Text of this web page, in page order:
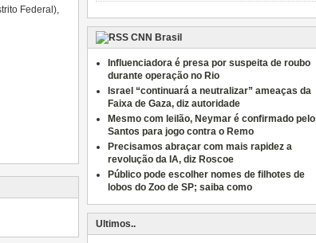
Federal),
CNN Brasil
Influenciadora é presa por suspeita de roubo
durante operação no Rio
Israel “continuará a neutralizar” ameaças da
Faixa de Gaza, diz autoridade
Mesmo com leilão, Neymar é confirmado pelo
Santos para jogo contra o Remo
Precisamos abraçar com mais rapidez a
revolução da IA, diz Roscoe
Público pode escolher nomes de filhotes de
lobos do Zoo de SP; saiba como
Ultimos..